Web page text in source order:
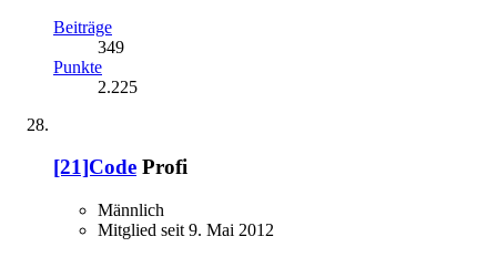
Beiträge
349
Punkte
2.225
[21]Code Profi
Männlich
Mitglied seit 9. Mai 2012